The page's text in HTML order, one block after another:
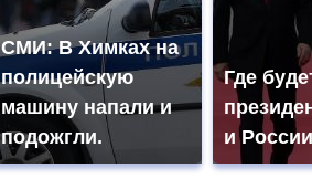
СМИ: В Химках на
полицейскую
машину напали и
подожгли.
Где
и